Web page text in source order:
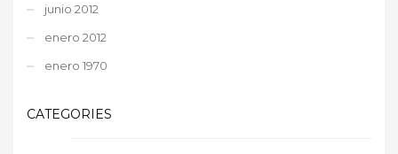
junio 2012
enero 2012
enero 1970
CATEGORIES